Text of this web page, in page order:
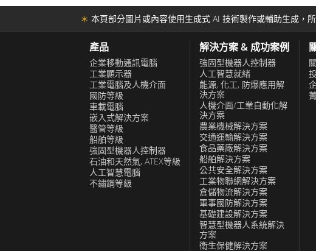
為了滿足行動專業人士的需求，融程國防等級超強固
尤其是在遠端或室外工作環境中。
● Windows 或 Android 作業系統：
融程提供在Windows和Android作業系統上運行的國
的介面並與現有軟體無縫集成，而基於Android的平
融程國防等級超強固型平板電腦是堅固型行動運算解
池壽命於一體。這些平板電腦使處於極端條件下的行
平台或緊急服務中，融程國防等級超強固型平板電腦
配備了一系列先進的安全功能。生物辨識身份驗
加密和安全啟動過程可確保敏感資訊始終受到保
光下可讀性 在野外時，能見度是不容忽視的。此
的高亮度顯示器配有防眩光和防反射塗層，可確保
劣的照明條件（包括陽光直射）下仍可讀取。此
始終保持態勢感知至關重要。 ● 高效能運算 現代
需要強大的運算能力。融程的國防等級超強固型平
配備了強大的處理器、充足的RAM和儲存選項，使
輕鬆運行資源密集型應用程式。這種效能確保使用
有效執行任務所需的工具 ● 延長電池壽命 在現場
源並不總是可用。為了應對這項挑戰，該平板電腦
擴展電池選項或熱插拔電池，確保其長時間不間斷
● 適合戴手套的觸控螢幕 在防禦行動中，通常需要
套操作平板電腦。為了滿足這項要求，觸控螢幕適
套，即使在這些條件下也能響應觸控。 ● 無縫資料
＊ 本頁部分圖片或內容使用生成式 AI 技術製作或輔助生成，
產品
企業移動通訊電腦
工業顯示器
工業電腦及人機介面
國防等級
車載電腦
嵌入式解決方案
醫管等級
船舶等級
強固型機器人控制器
石油和天然氣, ATEX等級
人工智慧電腦
不鏽鋼等級
解決方案 & 成功案例
強固型機器人控制器
人工智慧就緒
能源, 化工, 防爆應用解
決方案
人機介面/工業自動化解
決方案
農業機械解決方案
交通運輸解決方案
食品藥廠解決方案
船舶解決方案
公共安全解決方案
工業物聯網解決方案
倉儲物流解決方案
軍事國防解決方案
基礎建設解決方案
智慧型機器人系統解決
方案
衛生保健解決方案